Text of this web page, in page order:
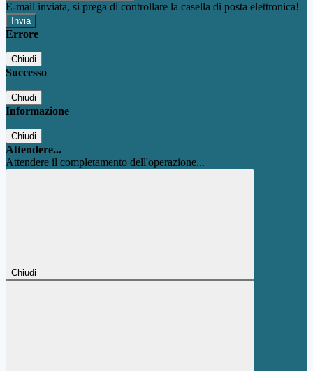
E-mail inviata, si prega di controllare la casella di posta elettronica!
Errore
Chiudi
Successo
Chiudi
Informazione
Chiudi
Attendere...
Attendere il completamento dell'operazione...
Chiudi